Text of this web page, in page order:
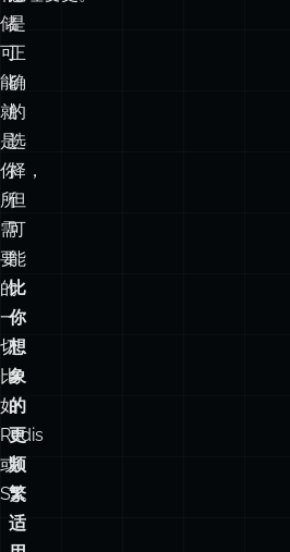
就
是
你
所
需
要
的
一
切。
比
如
Redis
或
S3。
的
选
择，
但
可
能
比
你
想
象
的
更
频
繁
适
用。